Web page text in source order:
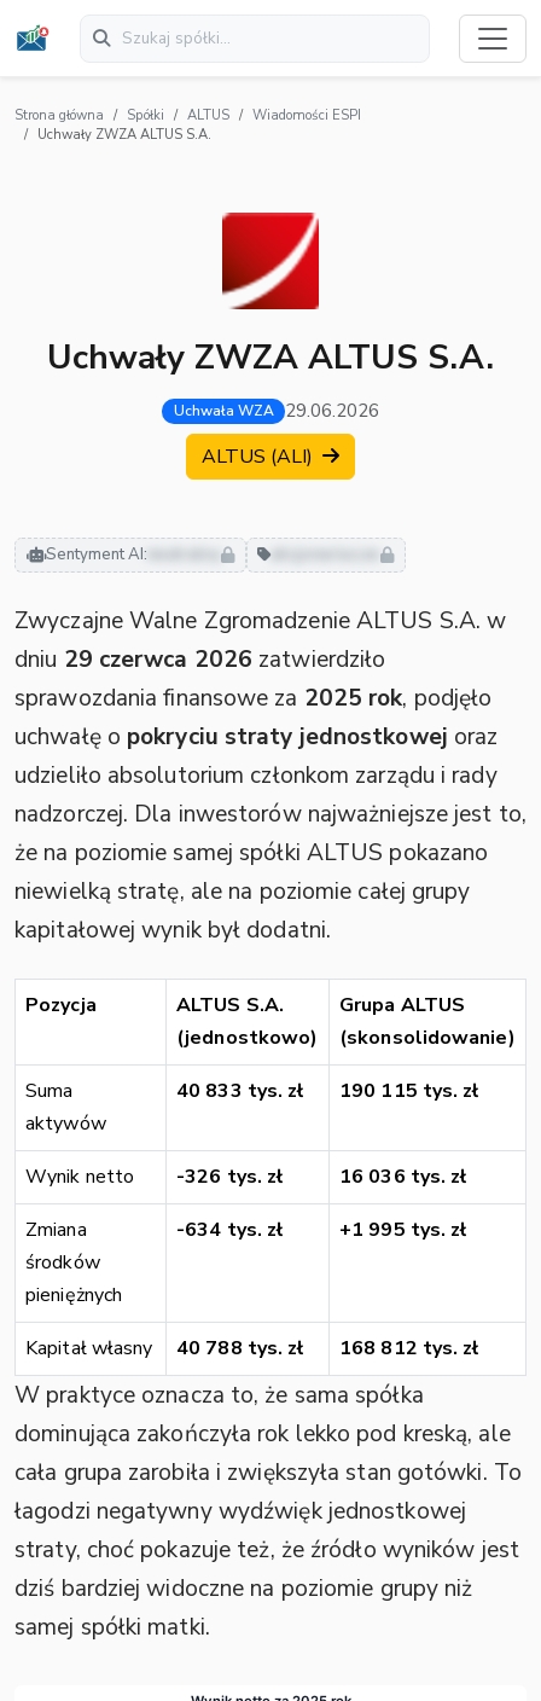
Strona główna Spółki ALTUS
Wiadomości ESPI
Uchwały ZWZA ALTUS S.A.
Uchwały ZWZA ALTUS S.A.
Uchwała WZA 29.06.2026
ALTUS (ALI)
Sentyment AI: neutralny
Zwyczajne Walne Zgromadzenie ALTUS S.A. w
dniu 29 czerwca 2026 zatwierdziło
sprawozdania finansowe za 2025 rok, podjęło
uchwałę o pokryciu straty jednostkowej oraz
udzieliło absolutorium członkom zarządu i rady
nadzorczej. Dla inwestorów najważniejsze jest to,
że na poziomie samej spółki ALTUS pokazano
niewielką stratę, ale na poziomie całej grupy
kapitałowej wynik był dodatni.
Pozycja
ALTUS S.A.
(jednostkowo)
Grupa ALTUS
(skonsolidowanie)
Suma
aktywów
40 833 tys. zł 190 115 tys. zł
Wynik netto -326 tys. zł
16 036 tys. zł
Zmiana
środków
pieniężnych
-634 tys. zł +1 995 tys. zł
Kapitał własny 40 788 tys. zł 168 812 tys. zł
W praktyce oznacza to, że sama spółka
dominująca zakończyła rok lekko pod kreską, ale
cała grupa zarobiła i zwiększyła stan gotówki. To
łagodzi negatywny wydźwięk jednostkowej
straty, choć pokazuje też, że źródło wyników jest
dziś bardziej widoczne na poziomie grupy niż
samej spółki matki.